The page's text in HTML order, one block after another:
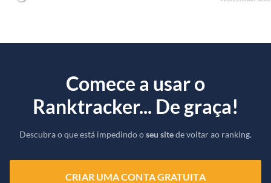
Comece a usar o
Ranktracker... De graça!
Descubra o que está impedindo oseu sitede voltar ao ranking.
CRIAR UMA CONTA GRATUITA